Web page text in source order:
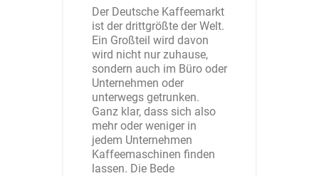
Der Deutsche Kaffeemarkt
ist der drittgrößte der Welt.
Ein Großteil wird davon
wird nicht nur zuhause,
sondern auch im Büro oder
Unternehmen oder
unterwegs getrunken.
Ganz klar, dass sich also
mehr oder weniger in
jedem Unternehmen
Kaffeemaschinen finden
lassen. Die Bede